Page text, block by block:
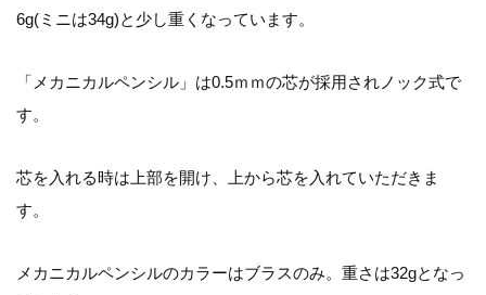
6g(ミニは34g)と少し重くなっています。
「メカニカルペンシル」は0.5ｍｍの芯が採用されノック式で
す。
芯を入れる時は上部を開け、上から芯を入れていただきま
す。
メカニカルペンシルのカラーはブラスのみ。重さは32gとなっ